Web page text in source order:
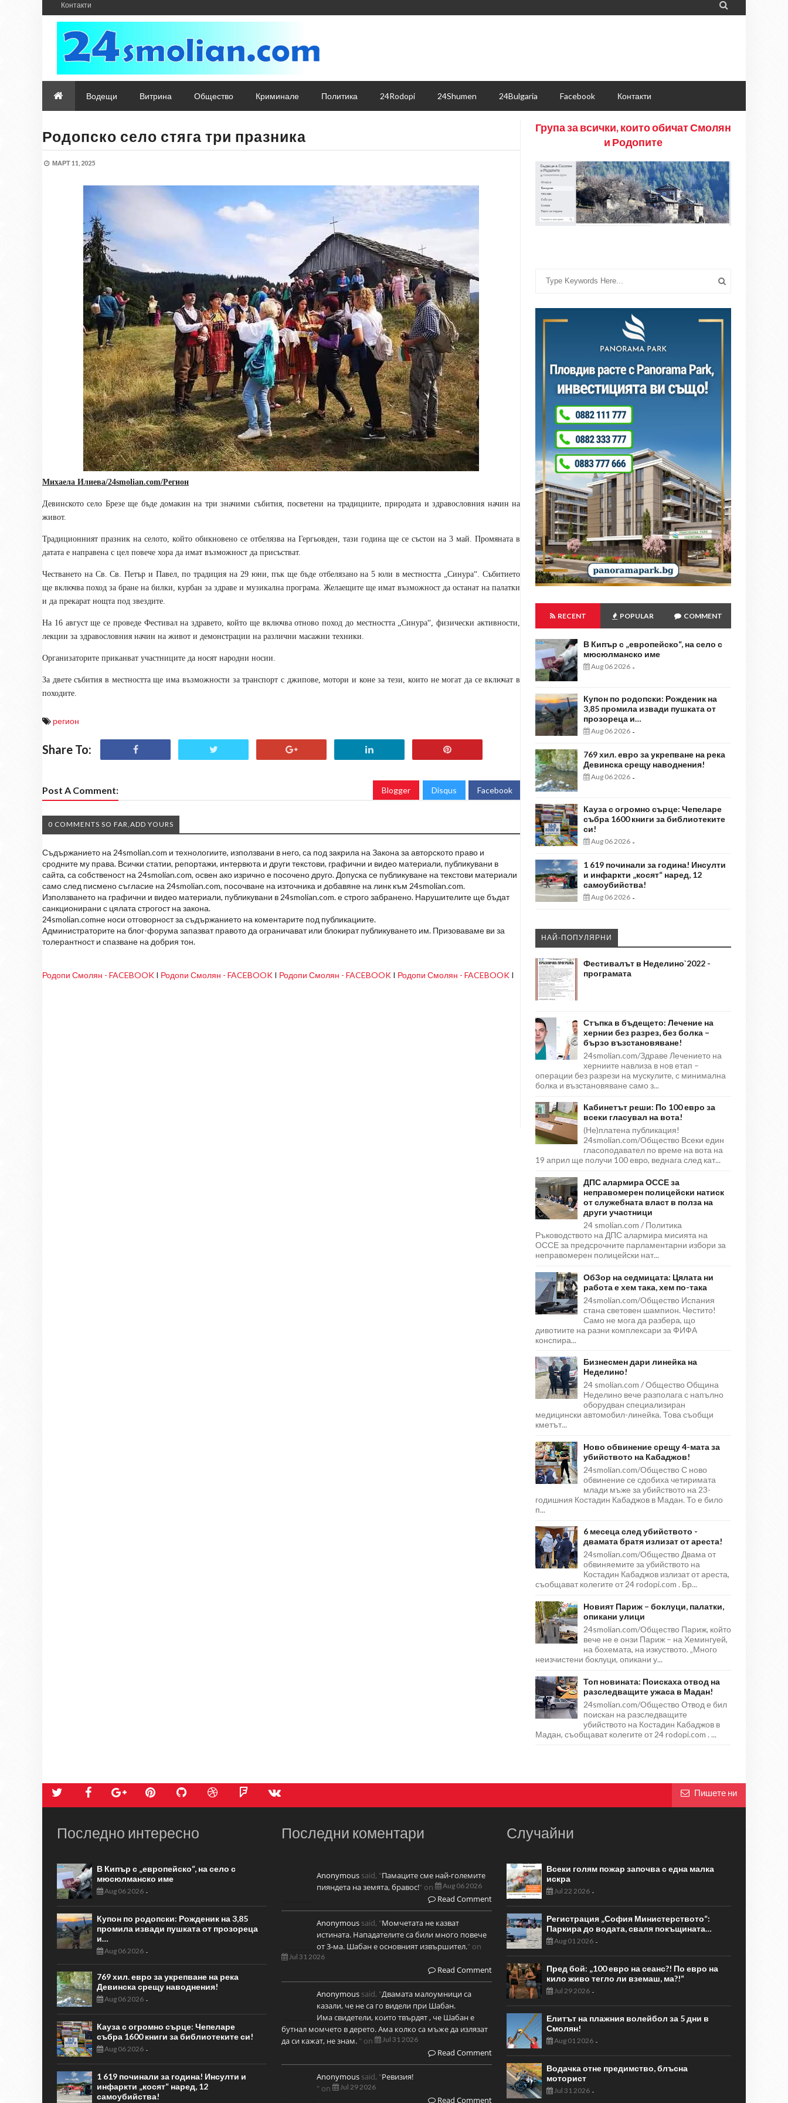
Контакти 
Водещи Витрина Общество Криминале Политика 24Rodopi 24Shumen 24Bulgaria Facebook Контакти
Родопско село стяга три празника
МАРТ 11, 2025
Михаела Илиева/24smolian.com/Регион
Девинското село Брезе ще бъде домакин на три значими събития, посветени на традициите, природата и здравословния начин на
живот.
Традиционният празник на селото, който обикновено се отбелязва на Гергьовден, тази година ще се състои на 3 май. Промяната в
датата е направена с цел повече хора да имат възможност да присъстват.
Честването на Св. Св. Петър и Павел, по традиция на 29 юни, пък ще бъде отбелязано на 5 юли в местността „Синура“. Събитието
ще включва поход за бране на билки, курбан за здраве и музикална програма. Желаещите ще имат възможност да останат на палатки
и да прекарат нощта под звездите.
На 16 август ще се проведе Фестивал на здравето, който ще включва отново поход до местността „Синура“, физически активности,
лекции за здравословния начин на живот и демонстрации на различни масажни техники.
Организаторите приканват участниците да носят народни носии.
За двете събития в местността ще има възможности за транспорт с джипове, мотори и коне за тези, които не могат да се включат в
походите.
регион
Share To:
Post A Comment: Blogger Disqus Facebook
0 COMMENTS SO FAR,ADD YOURS
Съдържанието на 24smolian.com и технологиите, използвани в него, са под закрила на Закона за авторското право и
сродните му права. Всички статии, репортажи, интервюта и други текстови, графични и видео материали, публикувани в
сайта, са собственост на 24smolian.com, освен ако изрично е посочено друго. Допуска се публикуване на текстови материали
само след писмено съгласие на 24smolian.com, посочване на източника и добавяне на линк към 24smolian.com.
Използването на графични и видео материали, публикувани в 24smolian.com. е строго забранено. Нарушителите ще бъдат
санкционирани с цялата строгост на закона.
24smolian.comне носи отговорност за съдържанието на коментарите под публикациите.
Администраторите на блог-форума запазват правото да ограничават или блокират публикуването им. Призоваваме ви за
толерантност и спазване на добрия тон.
Родопи Смолян - FACEBOOK I Родопи Смолян - FACEBOOK I Родопи Смолян - FACEBOOK I Родопи Смолян - FACEBOOK I
Група за всички, които обичат Смолян
и Родопите
RECENT POPULAR COMMENT
В Кипър с „европейско“, на село с
мюсюлманско име
Aug 06 2026 -
Купон по родопски: Рожденик на
3,85 промила извади пушката от
прозореца и…
Aug 06 2026 -
769 хил. евро за укрепване на река
Девинска срещу наводнения!
Aug 06 2026 -
Кауза с огромно сърце: Чепеларе
събра 1600 книги за библиотеките
си!
Aug 06 2026 -
1 619 починали за година! Инсулти
и инфаркти „косят“ наред, 12
самоубийства!
Aug 06 2026 -
НАЙ-ПОПУЛЯРНИ
Фестивалът в Неделино`2022 -
програмата
Стъпка в бъдещето: Лечение на
хернии без разрез, без болка –
бързо възстановяване!
24smolian.com/Здраве Лечението на
херниите навлиза в нов етап –
операции без разрези на мускулите, с минимална
болка и възстановяване само з...
Кабинетът реши: По 100 евро за
всеки гласувал на вота!
(Не)платена публикация!
24smolian.com/Общество Всеки един
гласоподавател по време на вота на
19 април ще получи 100 евро, веднага след кат...
ДПС алармира ОССЕ за
неправомерен полицейски натиск
от служебната власт в полза на
други участници
24 smolian.com / Политика
Ръководството на ДПС алармира мисията на
ОССЕ за предсрочните парламентарни избори за
неправомерен полицейски нат...
ОбЗор на седмицата: Цялата ни
работа е хем така, хем по-така
24smolian.com/Общество Испания
стана световен шампион. Честито!
Само не мога да разбера, що
дивотиите на разни комплексари за ФИФА
конспира...
Бизнесмен дари линейка на
Неделино!
24 smolian.com / Общество Община
Неделино вече разполага с напълно
оборудван специализиран
медицински автомобил-линейка. Това съобщи
кметът...
Ново обвинение срещу 4-мата за
убийството на Кабаджов!
24smolian.com/Общество С ново
обвинение се сдобиха четиримата
млади мъже за убийството на 23-
годишния Костадин Кабаджов в Мадан. То е било
п...
6 месеца след убийството -
двамата братя излизат от ареста!
24smolian.com/Общество Двама от
обвиняемите за убийството на
Костадин Кабаджов излизат от ареста,
съобщават колегите от 24 rodopi.com . Бр...
Новият Париж – боклуци, палатки,
опикани улици
24smolian.com/Общество Париж, който
вече не е онзи Париж – на Хемингуей,
на бохемата, на изкуството. „Много
неизчистени боклуци, опикани у...
Топ новината: Поискаха отвод на
разследващите ужаса в Мадан!
24smolian.com/Общество Отвод е бил
поискан на разследващите
убийството на Костадин Кабаджов в
Мадан, съобщават колегите от 24 rodopi.com . ...
Пишете ни
Последно интересно
В Кипър с „европейско“, на село с
мюсюлманско име
Aug 06 2026 -
Купон по родопски: Рожденик на 3,85
промила извади пушката от прозореца
и…
Aug 06 2026 -
769 хил. евро за укрепване на река
Девинска срещу наводнения!
Aug 06 2026 -
Кауза с огромно сърце: Чепеларе
събра 1600 книги за библиотеките си!
Aug 06 2026 -
1 619 починали за година! Инсулти и
инфаркти „косят“ наред, 12
самоубийства!
Последни коментари
Anonymous said, "Памаците сме най-големите
пияндета на земята, бравос!" on Aug 06 2026
Read Comment
Anonymous said, "Момчетата не казват
истината. Нападателите са били много повече
от 3-ма. Шабан е основният извършител." on
Jul 31 2026
Read Comment
Anonymous said, "Двамата малоумници са
казали, че не са го видели при Шабан.
Има свидетели, които твърдят , че Шабан е
бутнал момчето в дерето. Ама колко са мъже да излязат
да си кажат, не знам. " on Jul 31 2026
Read Comment
Anonymous said, "Ревизия!
" on
Jul 29 2026
Read Comment
Случайни
Всеки голям пожар започва с една малка
искра
Jul 22 2026-
Регистрация „София Министерството“:
Паркира до водата, сваля покъщината…
Aug 01 2026-
Пред бой: „100 евро на сеанс?! По евро на
кило живо тегло ли вземаш, ма?!“
Jul 29 2026-
Елитът на плажния волейбол за 5 дни в
Смолян!
Aug 01 2026-
Водачка отне предимство, блъсна
моторист
Jul 31 2026-